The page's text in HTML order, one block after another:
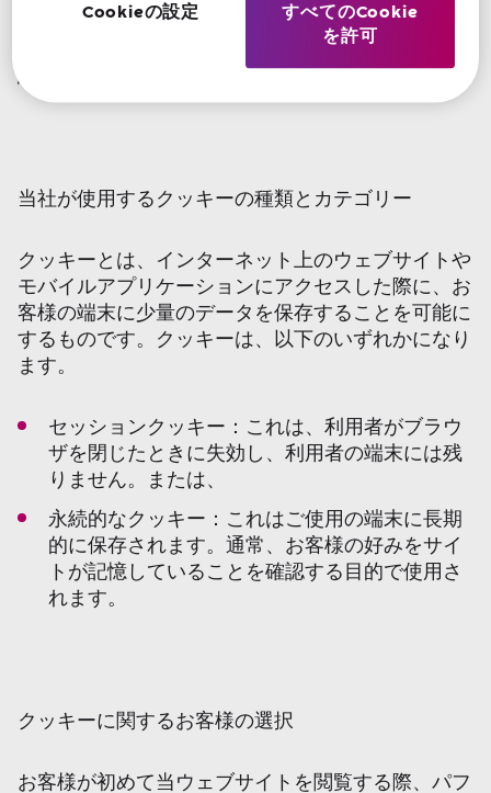
ウェブサイトを維持することができます。当ウェブ
細は、以下のとおりです。
当社が使用するクッキーの種類とカテゴリー
クッキーとは、インターネット上のウェブサイトや
モバイルアプリケーションにアクセスした際に、お
客様の端末に少量のデータを保存することを可能に
するものです。クッキーは、以下のいずれかになり
ます。
セッションクッキー：これは、利用者がブラウ
ザを閉じたときに失効し、利用者の端末には残
りません。または、
永続的なクッキー：これはご使用の端末に長期
的に保存されます。通常、お客様の好みをサイ
トが記憶していることを確認する目的で使用さ
れます。
クッキーに関するお客様の選択
お客様が初めて当ウェブサイトを閲覧する際、パフ
すべてのCookie
を許可
Cookieの設定